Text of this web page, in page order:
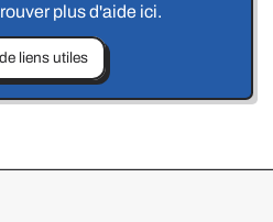
plus d'aide ici.
liens utiles